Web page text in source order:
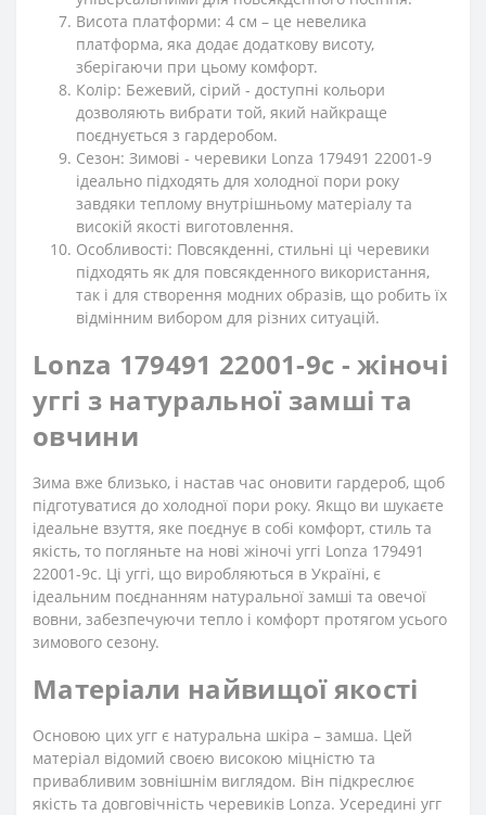
Висота платформи: 4 см – це невелика
платформа, яка додає додаткову висоту,
зберігаючи при цьому комфорт.
Колір: Бежевий, сірий - доступні кольори
дозволяють вибрати той, який найкраще
поєднується з гардеробом.
Сезон: Зимові - черевики Lonza 179491 22001-9
ідеально підходять для холодної пори року
завдяки теплому внутрішньому матеріалу та
високій якості виготовлення.
Особливості: Повсякденні, стильні ці черевики
підходять як для повсякденного використання,
так і для створення модних образів, що робить їх
відмінним вибором для різних ситуацій.
Lonza 179491 22001-9с - жіночі
уггі з натуральної замші та
овчини
Зима вже близько, і настав час оновити гардероб, щоб
підготуватися до холодної пори року. Якщо ви шукаєте
ідеальне взуття, яке поєднує в собі комфорт, стиль та
якість, то погляньте на нові жіночі уггі Lonza 179491
22001-9с. Ці уггі, що виробляються в Україні, є
ідеальним поєднанням натуральної замші та овечої
вовни, забезпечуючи тепло і комфорт протягом усього
зимового сезону.
Матеріали найвищої якості
Основою цих угг є натуральна шкіра – замша. Цей
матеріал відомий своєю високою міцністю та
привабливим зовнішнім виглядом. Він підкреслює
якість та довговічність черевиків Lonza. Усередині угг